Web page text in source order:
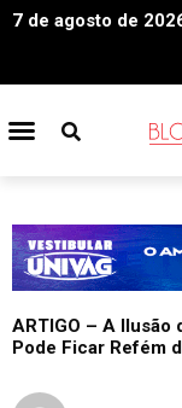
7 de agosto de
ARTIGO – A Ilusão
Pode Ficar Refém